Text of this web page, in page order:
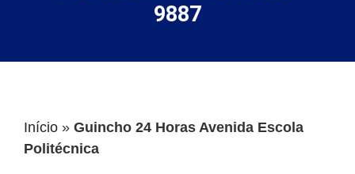
9887
Início » Guincho 24 Horas Avenida Escola
Politécnica